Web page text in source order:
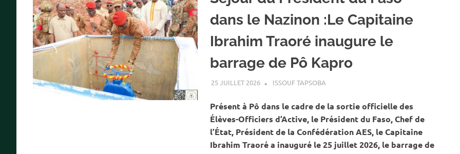
dans le Nazinon :Le Capitaine
Ibrahim Traoré inaugure le
barrage de Pô Kapro
25 JUILLET 2026 ISSOUF TAPSOBA
Présent à Pô dans le cadre de la sortie officielle des
Élèves-Officiers d’Active, le Président du Faso, Chef de
l’État, Président de la Confédération AES, le Capitaine
Ibrahim Traoré a inauguré le 25 juillet 2026, le barrage de